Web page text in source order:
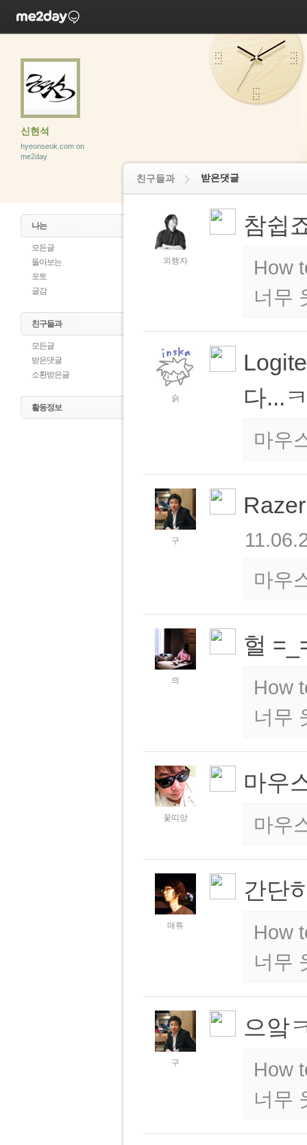
신현석
hyeonseok.com on
me2day
나는
모든글
돌아보는
포토
글감
친구들과
모든글
받은댓글
소환받은글
활동정보
친구들과 받은댓글
외행자
참쉽
How
너무
슭
다...
마우
구
마우
믜
헐
How
너무
꽃띠앙
마우
마우
매튜
간단
How
너무
구
으앜
How
너무